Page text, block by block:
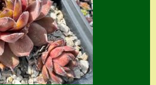
Semps die ich
suche
Semps von A – Z
Shop